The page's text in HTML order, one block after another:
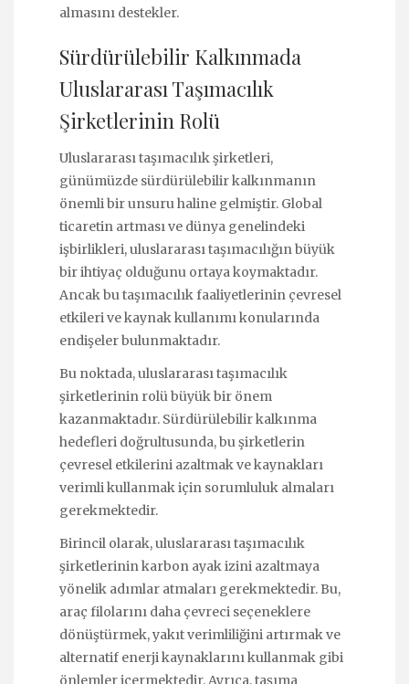
almasını destekler.
Sürdürülebilir Kalkınmada
Uluslararası Taşımacılık
Şirketlerinin Rolü
Uluslararası taşımacılık şirketleri,
günümüzde sürdürülebilir kalkınmanın
önemli bir unsuru haline gelmiştir. Global
ticaretin artması ve dünya genelindeki
işbirlikleri, uluslararası taşımacılığın büyük
bir ihtiyaç olduğunu ortaya koymaktadır.
Ancak bu taşımacılık faaliyetlerinin çevresel
etkileri ve kaynak kullanımı konularında
endişeler bulunmaktadır.
Bu noktada, uluslararası taşımacılık
şirketlerinin rolü büyük bir önem
kazanmaktadır. Sürdürülebilir kalkınma
hedefleri doğrultusunda, bu şirketlerin
çevresel etkilerini azaltmak ve kaynakları
verimli kullanmak için sorumluluk almaları
gerekmektedir.
Birincil olarak, uluslararası taşımacılık
şirketlerinin karbon ayak izini azaltmaya
yönelik adımlar atmaları gerekmektedir. Bu,
araç filolarını daha çevreci seçeneklere
dönüştürmek, yakıt verimliliğini artırmak ve
alternatif enerji kaynaklarını kullanmak gibi
önlemler içermektedir. Ayrıca, taşıma